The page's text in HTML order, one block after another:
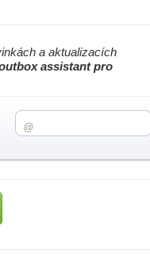
a aktualizacích
assistant pro